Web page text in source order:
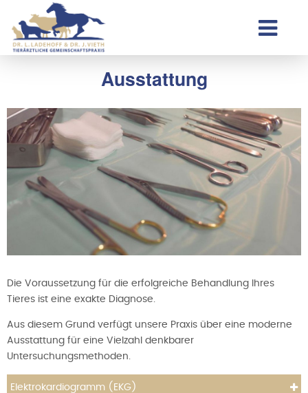
Ausstattung
Die Voraussetzung für die erfolgreiche Behandlung Ihres
Tieres ist eine exakte Diagnose.
Aus diesem Grund verfügt unsere Praxis über eine moderne
Ausstattung für eine Vielzahl denkbarer
Untersuchungsmethoden.
Elektrokardiogramm (EKG)